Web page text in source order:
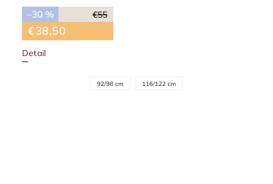
€55
–30 %
€38,50
Detail
92/98 cm 116/122 cm